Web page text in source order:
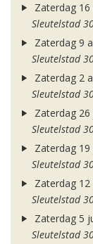
Zaterdag
Sleutelstad
Zaterdag 9
Sleutelstad
Zaterdag 2
Sleutelstad
Zaterdag
Sleutelstad
Zaterdag
Sleutelstad
Zaterdag
Sleutelstad
Zaterdag 5
Sleutelstad